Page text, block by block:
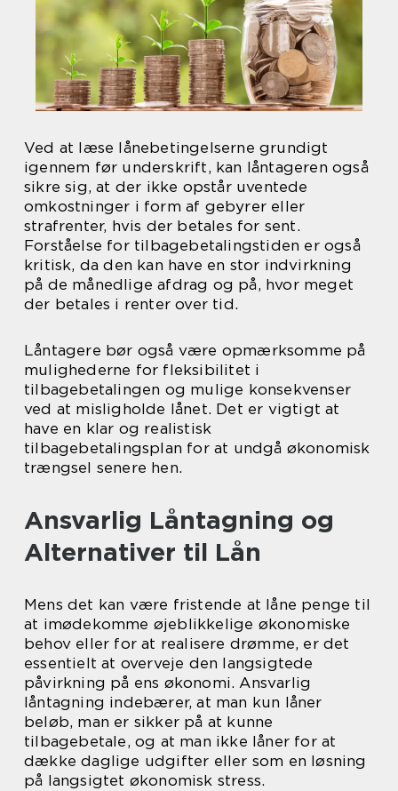
Ved at læse lånebetingelserne grundigt
igennem før underskrift, kan låntageren også
sikre sig, at der ikke opstår uventede
omkostninger i form af gebyrer eller
strafrenter, hvis der betales for sent.
Forståelse for tilbagebetalingstiden er også
kritisk, da den kan have en stor indvirkning
på de månedlige afdrag og på, hvor meget
der betales i renter over tid.
Låntagere bør også være opmærksomme på
mulighederne for fleksibilitet i
tilbagebetalingen og mulige konsekvenser
ved at misligholde lånet. Det er vigtigt at
have en klar og realistisk
tilbagebetalingsplan for at undgå økonomisk
trængsel senere hen.
Ansvarlig Låntagning og
Alternativer til Lån
Mens det kan være fristende at låne penge til
at imødekomme øjeblikkelige økonomiske
behov eller for at realisere drømme, er det
essentielt at overveje den langsigtede
påvirkning på ens økonomi. Ansvarlig
låntagning indebærer, at man kun låner
beløb, man er sikker på at kunne
tilbagebetale, og at man ikke låner for at
dække daglige udgifter eller som en løsning
på langsigtet økonomisk stress.